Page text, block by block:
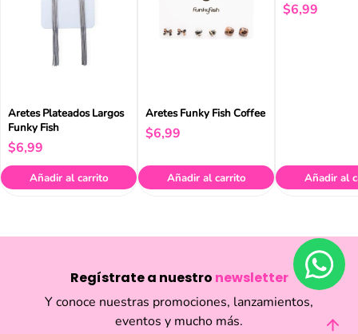
Aretes Plateados Largos
Funky Fish
$6,99
Añadir al carrito
Aretes Funky Fish Coffee
$6,99
Añadir al carrito
$6,99
Añadir al
Regístrate a nuestro newsletter
Y conoce nuestras promociones, lanzamientos,
eventos y mucho más.